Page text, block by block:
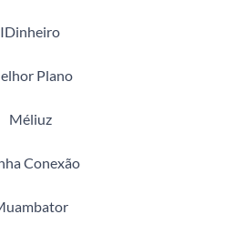
IDinheiro
Plano
Méliuz
Conexão